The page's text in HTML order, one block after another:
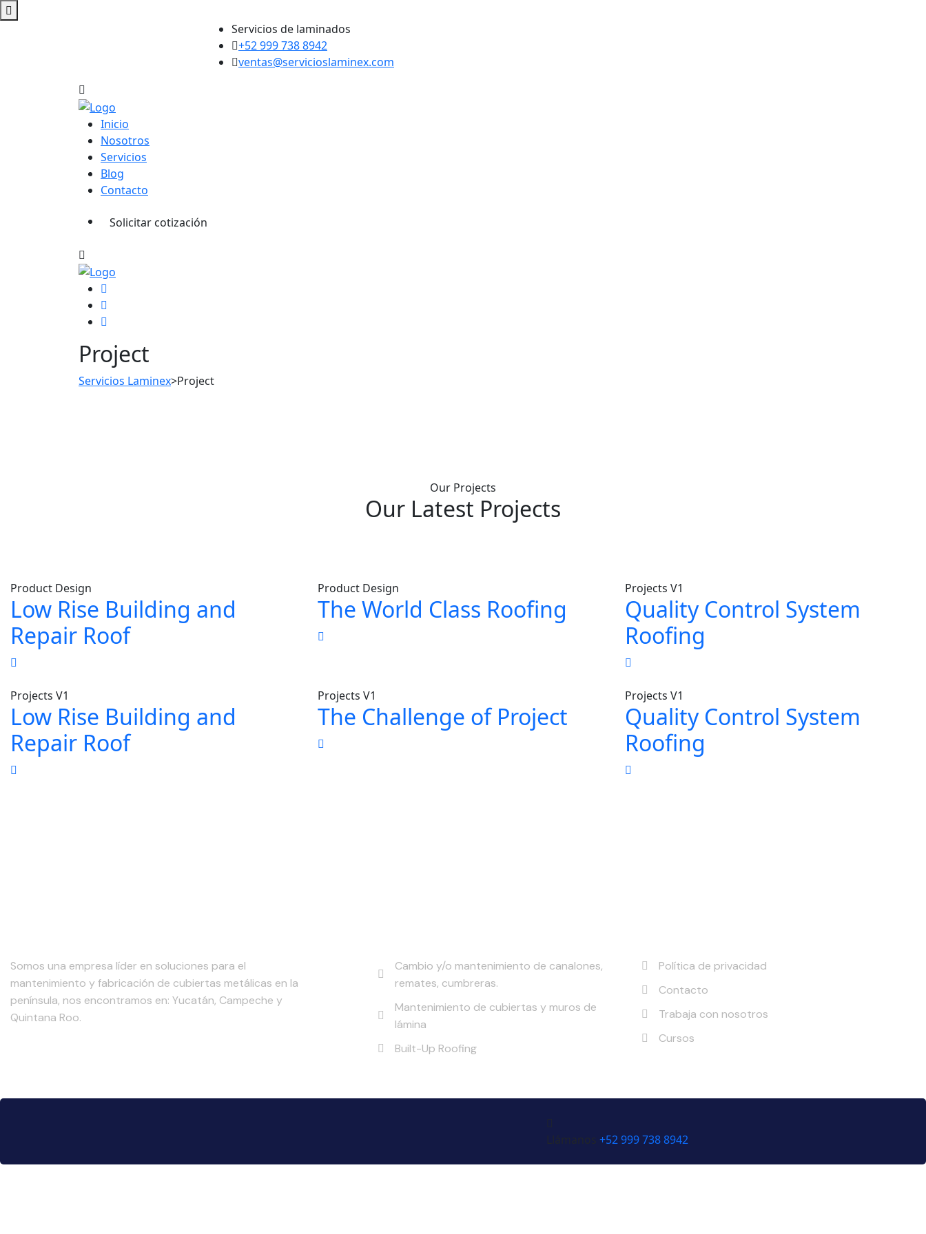
Servicios de laminados
+52 999 738 8942
ventas@servicioslaminex.com
Inicio
Nosotros
Servicios
Blog
Contacto
Solicitar cotización
Project
Servicios Laminex>Project
Our Projects
Our Latest Projects
Product Design
Low Rise Building and
Repair Roof
Product Design
The World Class Roofing
Projects V1
Quality Control System
Roofing
Projects V1
Low Rise Building and
Repair Roof
Projects V1
The Challenge of Project
Projects V1
Quality Control System
Roofing
Somos una empresa líder en soluciones para el
mantenimiento y fabricación de cubiertas metálicas en la
península, nos encontramos en: Yucatán, Campeche y
Quintana Roo.
Cambio y/o mantenimiento de canalones,
remates, cumbreras.
Mantenimiento de cubiertas y muros de
lámina
Built-Up Roofing
Política de privacidad
Contacto
Trabaja con nosotros
Cursos
Llámanos +52 999 738 8942